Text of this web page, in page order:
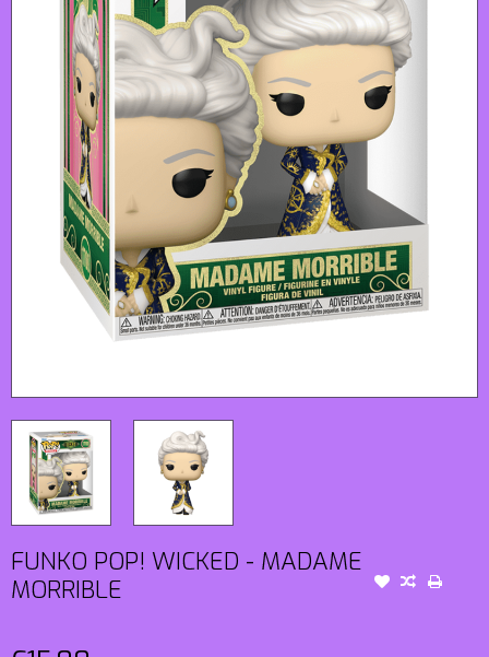
FUNKO POP! WICKED - MADAME
MORRIBLE